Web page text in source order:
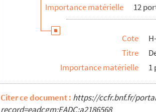
Importance matérielle
12
Cote
Titre
Importance matérielle
1
Citer ce document : https://ccfr.bnf.fr/
record=eadcgm:EADC:a2186568